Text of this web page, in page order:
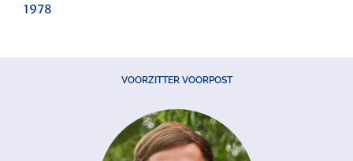
1978
VOORZITTER VOORPOST